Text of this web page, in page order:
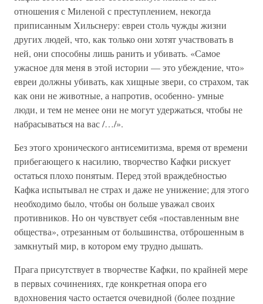
отношения с Миленой с преступлением, некогда
приписанным Хильснеру: евреи столь чужды жизни
других людей, что, как только они хотят участвовать в
ней, они способны лишь ранить и убивать. «Самое
ужасное для меня в этой истории — это убеждение, что»
евреи должны убивать, как хищные звери, со страхом, так
как они не животные, а напротив, особенно- умные
люди, и тем не менее они не могут удержаться, чтобы не
набрасываться на вас /…/».
Без этого хронического антисемитизма, время от времени
прибегающего к насилию, творчество Кафки рискует
остаться плохо понятым. Перед этой враждебностью
Кафка испытывал не страх и даже не унижение; для этого
необходимо было, чтобы он больше уважал своих
противников. Но он чувствует себя «поставленным вне
общества», отрезанным от большинства, отброшенным в
замкнутый мир, в котором ему трудно дышать.
Прага присутствует в творчестве Кафки, по крайней мере
в первых сочинениях, где конкретная опора его
вдохновения часто остается очевидной (более поздние